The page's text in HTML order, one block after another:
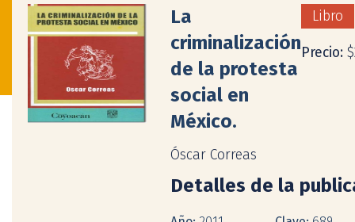
La
criminalización
de la protesta
social en
México.
Óscar Correas
Libro
Precio:
Detalles de la